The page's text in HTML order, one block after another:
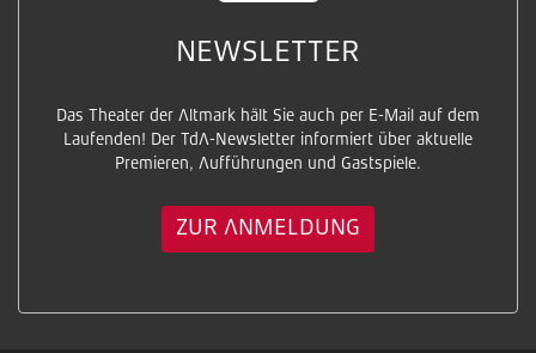
NEWSLETTER
Das Theater der Altmark hält Sie auch per E-Mail auf dem
Laufenden! Der TdA-Newsletter informiert über aktuelle
Premieren, Aufführungen und Gastspiele.
ZUR ANMELDUNG